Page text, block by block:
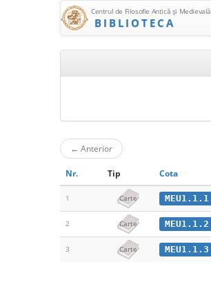
Centrul de Filosofie Antică şi Medievală
BIBLIOTECA
← Anterior
Nr. Tip Cota
1 Carte MEU1.1.1
2 Carte MEU1.1.2
3 Carte MEU1.1.3